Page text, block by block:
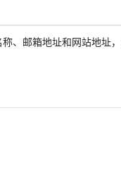
、邮箱地址和网站地址，